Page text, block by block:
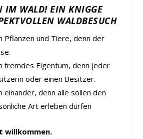
IM WALD! EIN KNIGGE
WALDBESUCH
Pflanzen und Tiere, denn der
fremdes Eigentum, denn jeder
oder einen Besitzer.
einander, denn alle sollen den
Art erleben dürfen
willkommen.